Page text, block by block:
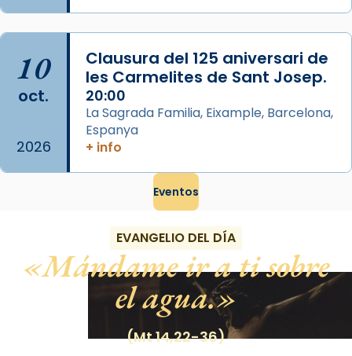
Arquebisbat de Barcelona
Memòria de les santes Juliana i
Semproniana, verges i màrtirs.
Acompanyant la història de sant Cugat, a
partir de l’Edat Mitjana sorgeix la tradició
Semproniana (“relatiu a Semprònia =
eterna”) són deixebles seves. I l’any 1667, el
que les santes són filles de l’antiga Iluro.
Mataró en reivindicarà les relíq
...
Share
10
oct.
2026
Clausura del 125 aniversari de
les Carmelites de Sant Josep.
20:00
La Sagrada Familia, Eixample, Barcelona,
Espanya
+ info
Eventos
EVANGELIO DEL DÍA
Mándame ir a ti sobre
el agua.
(Mt 14,22-36)